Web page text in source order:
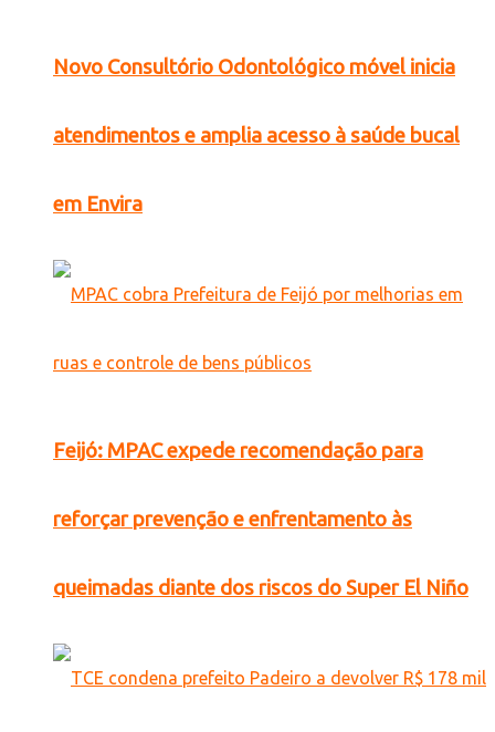
Novo Consultório Odontológico móvel inicia
atendimentos e amplia acesso à saúde bucal
em Envira
Feijó: MPAC expede recomendação para
reforçar prevenção e enfrentamento às
queimadas diante dos riscos do Super El Niño